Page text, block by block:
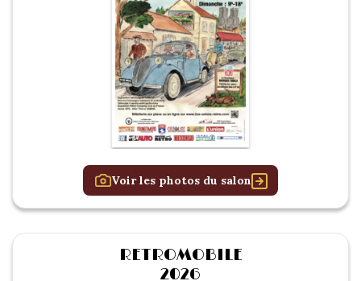
Voir les photos du salon
RETROMOBILE
2026